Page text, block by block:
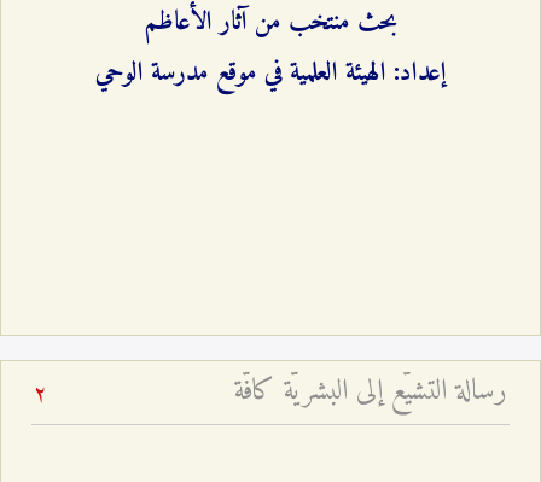
بحث منتخب من آثار الأعاظم
إعداد: الهيئة العلمية في موقع مدرسة الوحي
رسالة التشيّع إلى البشريّة كافّة 2